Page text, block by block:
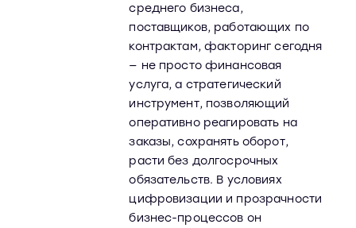
среднего бизнеса,
поставщиков, работающих по
контрактам, факторинг сегодня
— не просто финансовая
услуга, а стратегический
инструмент, позволяющий
оперативно реагировать на
заказы, сохранять оборот,
расти без долгосрочных
обязательств. В условиях
цифровизации и прозрачности
бизнес-процессов он